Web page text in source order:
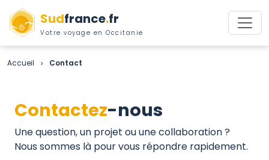
Sudfrance.fr
Votre voyage en Occitanie
Accueil > Contact
Contactez-nous
Une question, un projet ou une collaboration ?
Nous sommes là pour vous répondre rapidement.